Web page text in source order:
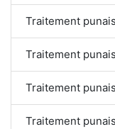
Traitement
Traitement
Traitement
Traitement